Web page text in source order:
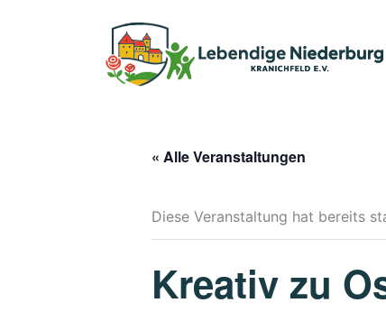
« Alle Veranstaltungen
Diese Veranstaltung hat bereits
Kreativ zu